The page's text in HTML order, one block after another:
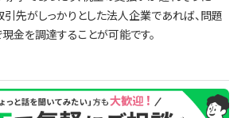
引先がしっかりとした法人企業であれば、問題
金を調達することが可能です。